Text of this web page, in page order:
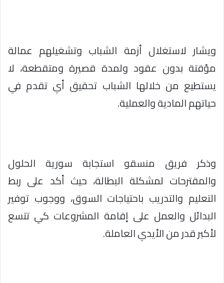
ويشار لاستغلال أزمة الشباب وتشغيلهم عمالة
مؤقتة بدون عقود ولمدة قصيرة ومتقطعة، لا
يستطيع من خلالها الشباب تحقيق أي تقدم في
حياتهم المادية والعملية.
وذكر فريق منسقو استجابة سورية الحلول
والمقترحات لمشكلة البطالة، حيث أكد على ربط
التعليم والتدريب باحتياجات السوق، ووجوب توفير
البدائل والعمل على إقامة المشروعات كي تتسع
لأكبر قدر من الأيدي العاملة.